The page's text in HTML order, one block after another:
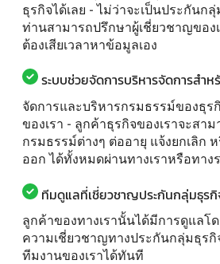
ธุรกิจได้เลย - ไม่ว่าจะเป็นประกันก
ท่านสามารถปรึกษาผู้เชี่ยวชาญของ
ต้องเสียเวลาหาข้อมูลเอง
ระบบช่วยจัดการบริหารจัดการสำ
จัดการและบริหารกรมธรรม์ของธุร
ของเรา - ลูกค้าธุรกิจของเราจะสาม
กรมธรรม์ต่างๆ ต่ออายุ แจ้งยกเลิก
ออก ได้ทั้งหมดผ่านทางเราหรือทาง
ทีมดูแลที่เชี่ยวชาญประกันกลุ่มธุรกิ
ลูกค้าของทางเรานั้นได้มีการดูแล
ความเชี่ยวชาญทางประกันกลุ่มธุรกิ
ทีมงานของเราได้ทันที